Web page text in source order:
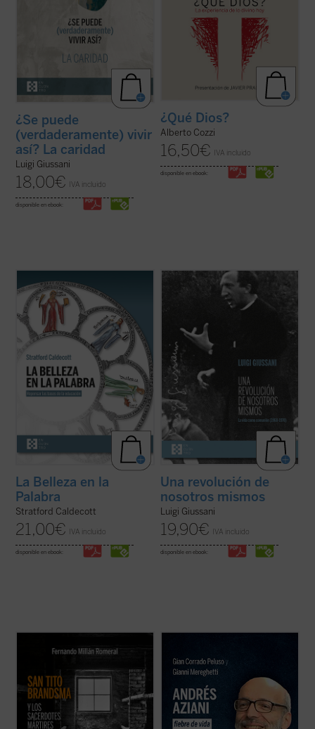
¿Se puede
(verdaderamente) vivir
así? La caridad
Luigi Giussani
18,00€ IVA incluido
disponible en ebook:
¿Qué Dios?
Alberto Cozzi
16,50€ IVA incluido
disponible en ebook:
La Belleza en la Palabra
contribución única para devolver la
realidad al centro del aprendizaje. A los
interrogantes ¿qué es una buena
educación? o ¿para qué sirve?, Stratford
Caldecott ensaya una respuesta arrojando
una nueva ...(ver ficha)
La Belleza en la
Palabra
Stratford Caldecott
21,00€ IVA incluido
disponible en ebook:
Los textos reunidos en este libro
pertenecen a un momento delicado y
crucial de la historia de Comunión y
Liberación (CL). Se remontan a los años
nacida de don Giussani en 1954 sufrió una
profunda ...(ver ficha)
Una revolución de
nosotros mismos
Luigi Giussani
19,90€ IVA incluido
disponible en ebook:
sufrieron cautiverio en Dachau. De ellos,
las penalidades unos 1.800, de los cuales,
1.106 polacos. El carmelita holandés Tito
Brandsma ha sido ya canonizado y 57 ...
(ver ficha)
beatificación en 2016 de un profesor de
filosofía italiano llamado Andrés Aziani.
¿Quién fue este docente que impactó de tal
forma las vidas de tantas personas a ...
(ver
ficha)